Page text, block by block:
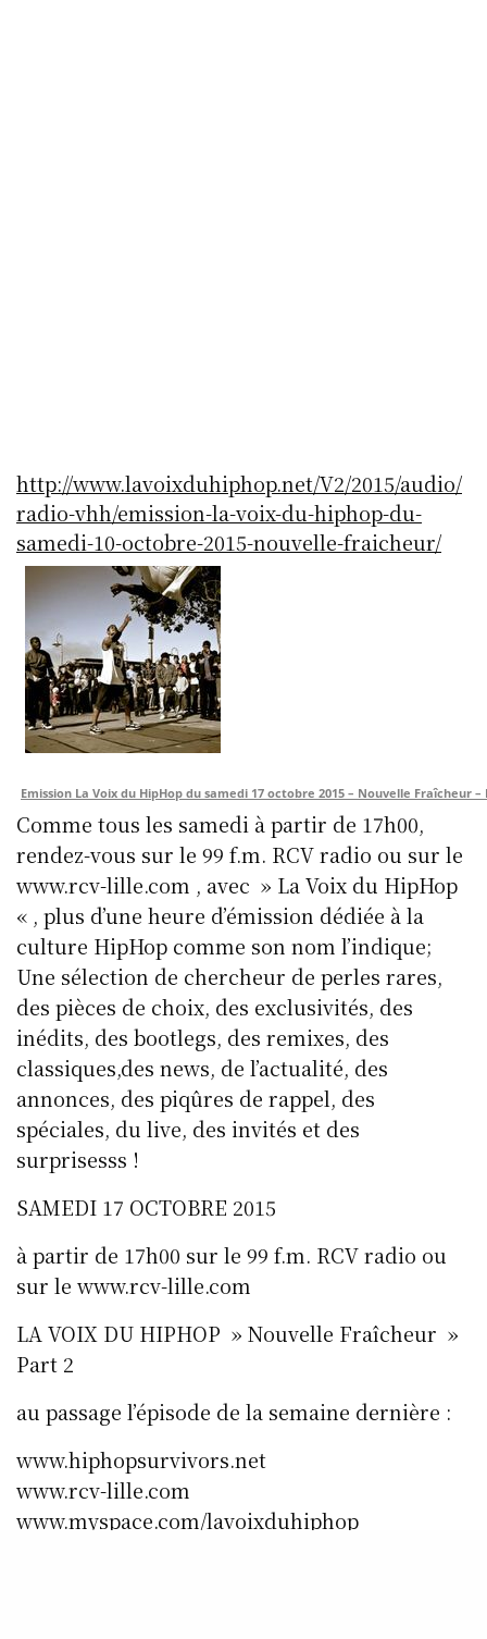
http://www.lavoixduhiphop.net/V2/2015/audio/
radio-vhh/emission-la-voix-du-hiphop-du-
samedi-10-octobre-2015-nouvelle-fraicheur/
Emission La Voix du HipHop du samedi 17 octobre 2015 – Nouvelle Fraîcheur
Comme tous les samedi à partir de 17h00,
rendez-vous sur le 99 f.m. RCV radio ou sur le
www.rcv-lille.com , avec » La Voix du HipHop
« , plus d’une heure d’émission dédiée à la
culture HipHop comme son nom l’indique;
Une sélection de chercheur de perles rares,
des pièces de choix, des exclusivités, des
inédits, des bootlegs, des remixes, des
classiques,des news, de l’actualité, des
annonces, des piqûres de rappel, des
spéciales, du live, des invités et des
surprisesss !
SAMEDI 17 OCTOBRE 2015
à partir de 17h00 sur le 99 f.m. RCV radio ou
sur le www.rcv-lille.com
LA VOIX DU HIPHOP » Nouvelle Fraîcheur »
Part 2
au passage l’épisode de la semaine dernière :
www.hiphopsurvivors.net
www.rcv-lille.com
www.myspace.com/lavoixduhiphop